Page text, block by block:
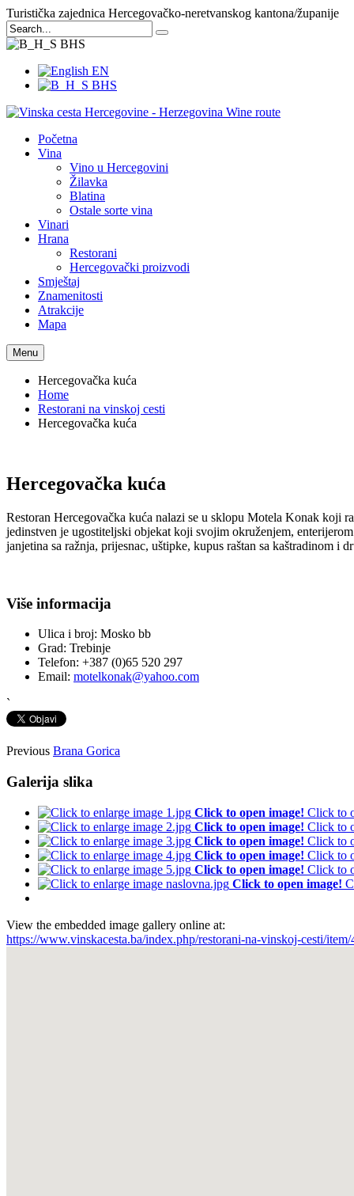
Turistička zajednica Hercegovačko-neretvanskog kantona/županije
BHS
EN
BHS
Početna
Vina
Vino u Hercegovini
Žilavka
Blatina
Ostale sorte vina
Vinari
Hrana
Restorani
Hercegovački proizvodi
Smještaj
Znamenitosti
Atrakcije
Mapa
Menu
Hercegovačka kuća
Home
Restorani na vinskoj cesti
Hercegovačka kuća
Hercegovačka kuća
Restoran Hercegovačka kuća nalazi se u sklopu Motela Konak koji
jedinstven je ugostiteljski objekat koji svojim okruženjem,
janjetina sa ražnja, prijesnac, uštipke, kupus raštan sa kaštradinom i
Više informacija
Ulica i broj: Mosko bb
Grad: Trebinje
Telefon: +387 (0)65 520 297
Email: motelkonak@yahoo.com
`
Previous Brana Gorica
Galerija slika
Click to open image! Click to
Click to open image! Click to
Click to open image! Click to
Click to open image! Click to
Click to open image! Click to
Click to open image!
View the embedded image gallery online at:
https://www.vinskacesta.ba/index.php/restorani-na-vinskoj-cesti/